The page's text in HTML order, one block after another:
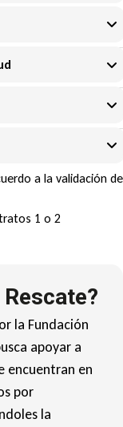
a la validación de
1 o 2
la Fundación
apoyar a
encuentran en
por
la